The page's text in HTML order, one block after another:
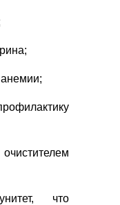
что